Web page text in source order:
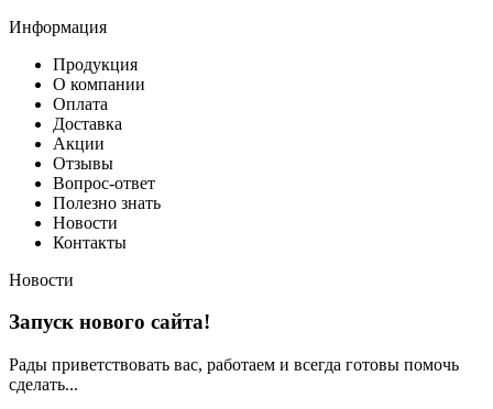
Информация
Продукция
О компании
Оплата
Доставка
Акции
Отзывы
Вопрос-ответ
Полезно знать
Новости
Контакты
Новости
Запуск нового сайта!
Рады приветствовать вас, работаем и всегда готовы помочь
сделать...